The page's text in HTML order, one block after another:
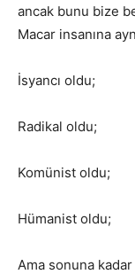
ancak bunu bize
Macar insanına
İsyancı oldu;
Radikal oldu;
Komünist oldu;
Hümanist oldu;
Ama sonuna